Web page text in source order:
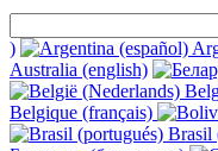
)
Australia (english)
Belgique (français)
Brasil